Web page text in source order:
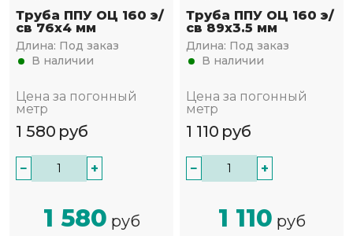
Труба ППУ ОЦ 160 э/
св 76х4 мм
Длина: Под заказ
В наличии
Цена за погонный
метр
1 580 руб
− +
1 580 руб
Труба ППУ ОЦ 160 э/
св 89х3.5 мм
Длина: Под заказ
В наличии
Цена за погонный
метр
1 110 руб
− +
1 110 руб